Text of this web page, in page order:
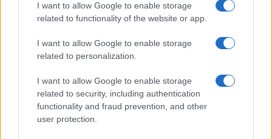
I want to allow Google to enable storage
related to functionality of the website or app.
I want to allow Google to enable storage
related to personalization.
I want to allow Google to enable storage
related to security, including authentication
functionality and fraud prevention, and other
user protection.